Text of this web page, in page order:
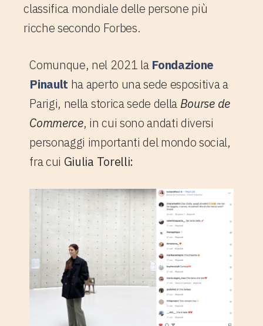
classifica mondiale delle persone più
ricche secondo Forbes.
Comunque, nel 2021 la Fondazione
Pinault ha aperto una sede espositiva a
Parigi, nella storica sede dellaBourse de
Commerce, in cui sono andati diversi
personaggi importanti del mondo social,
fra cui Giulia Torelli: